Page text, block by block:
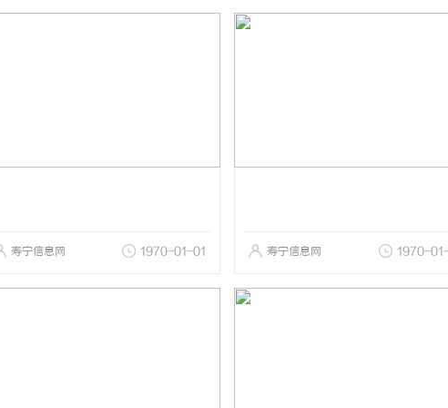
寿宁信息网 1970-01-01 寿宁信息网 1970-